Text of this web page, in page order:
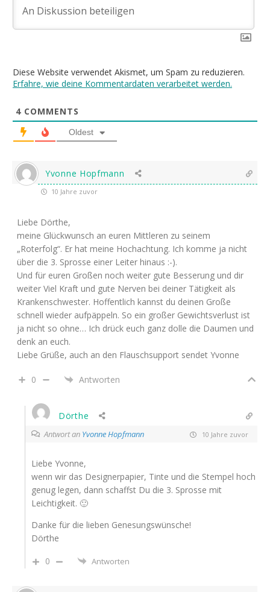
Diese Website verwendet Akismet, um Spam zu reduzieren.
Erfahre, wie deine Kommentardaten verarbeitet werden.
4 COMMENTS
Oldest
Yvonne Hopfmann
10 Jahre zuvor
Liebe Dörthe,
meine Glückwunsch an euren Mittleren zu seinem
„Roterfolg“. Er hat meine Hochachtung. Ich komme ja nicht
über die 3. Sprosse einer Leiter hinaus :-).
Und für euren Großen noch weiter gute Besserung und dir
weiter Viel Kraft und gute Nerven bei deiner Tätigkeit als
Krankenschwester. Hoffentlich kannst du deinen Große
schnell wieder aufpäppeln. So ein großer Gewichtsverlust ist
ja nicht so ohne… Ich drück euch ganz dolle die Daumen und
denk an euch.
Liebe Grüße, auch an den Flauschsupport sendet Yvonne
0 Antworten
Dörthe
Antwort an Yvonne Hopfmann 10 Jahre zuvor
Liebe Yvonne,
wenn wir das Designerpapier, Tinte und die Stempel hoch
genug legen, dann schaffst Du die 3. Sprosse mit
Leichtigkeit. 🙂
Danke für die lieben Genesungswünsche!
Dörthe
0
Antworten